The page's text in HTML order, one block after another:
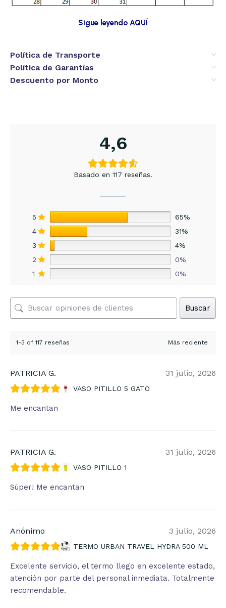
Sigue leyendo AQUÍ
Política de Transporte
Política de Garantías
Descuento por Monto
4,6
Basado en 117 reseñas.
5
65%
4
31%
3
4%
2
0%
1
0%
Buscar
1-3 of 117 reseñas
PATRICIA G. 31 julio, 2026
VASO PITILLO 5 GATO
Me encantan
PATRICIA G. 31 julio, 2026
VASO PITILLO 1
Súper! Me encantan
Anónimo 3 julio, 2026
TERMO URBAN TRAVEL HYDRA 500 ML
Excelente servicio, el termo llego en excelente estado,
atención por parte del personal inmediata. Totalmente
recomendable.